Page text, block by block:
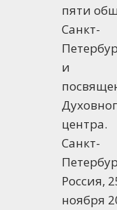
пяти
Санкт-
и
центра.
Санкт-
Россия,
ноября